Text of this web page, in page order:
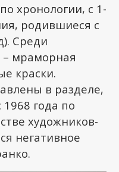
хронологии, с 1-
родившиеся с
Среди
мраморная
краски.
в разделе,
года по
художников-
негативное